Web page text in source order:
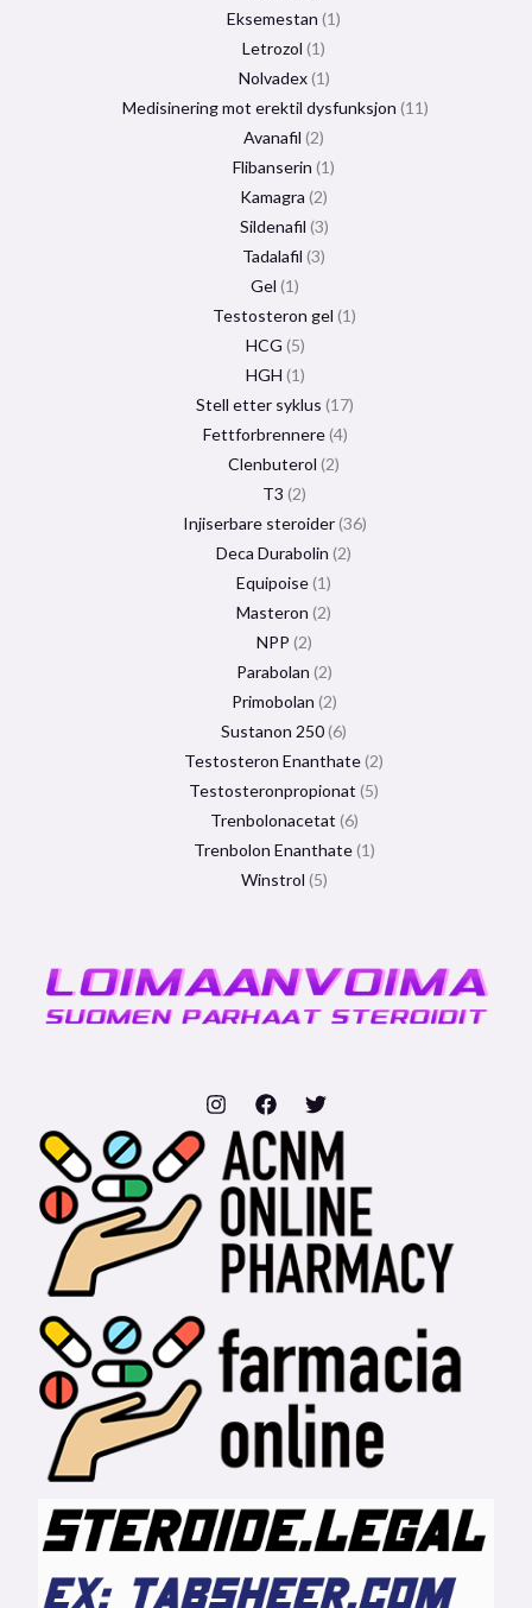
Eksemestan 1
Letrozol 1
Nolvadex 1
Medisinering mot erektil dysfunksjon 11
Avanafil 2
Flibanserin 1
Kamagra 2
Sildenafil 3
Tadalafil 3
Gel 1
Testosteron gel 1
HCG 5
HGH 1
Stell etter syklus 17
Fettforbrennere 4
Clenbuterol 2
T3 2
Injiserbare steroider 36
Deca Durabolin 2
Equipoise 1
Masteron 2
NPP 2
Parabolan 2
Primobolan 2
Sustanon 250 6
Testosteron Enanthate 2
Testosteronpropionat 5
Trenbolonacetat 6
Trenbolon Enanthate 1
Winstrol 5